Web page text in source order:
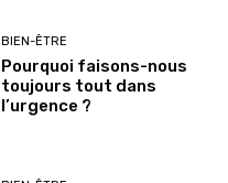
BIEN-ÊTRE
Pourquoi faisons-nous
toujours tout dans
l’urgence ?